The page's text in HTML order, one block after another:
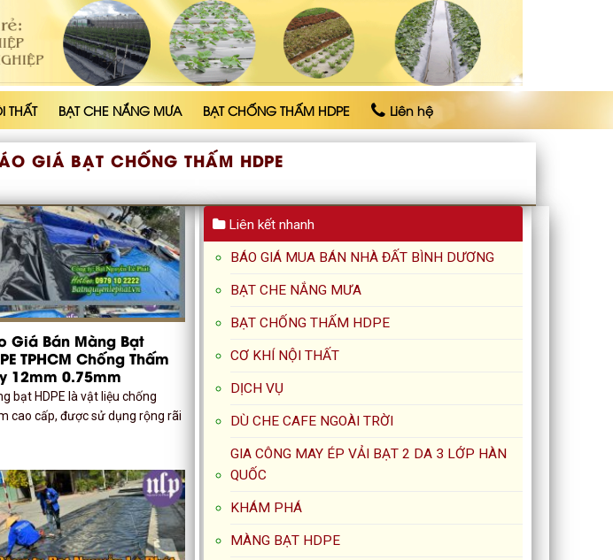
THẤT BẠT CHE NẮNG MƯA BẠT CHỐNG THẤM HDPE Liên hệ
GIÁ BẠT CHỐNG THẤM HDPE
Giá Bán Màng Bạt
TPHCM Chống Thấm
12mm 0.75mm
bạt HDPE là vật liệu chống
cao cấp, được sử dụng rộng rãi
Liên kết nhanh
BÁO GIÁ MUA BÁN NHÀ ĐẤT BÌNH DƯƠNG
BẠT CHE NẮNG MƯA
BẠT CHỐNG THẤM HDPE
CƠ KHÍ NỘI THẤT
DỊCH VỤ
DÙ CHE CAFE NGOÀI TRỜI
GIA CÔNG MAY ÉP VẢI BẠT 2 DA 3 LỚP HÀN
QUỐC
KHÁM PHÁ
MÀNG BẠT HDPE